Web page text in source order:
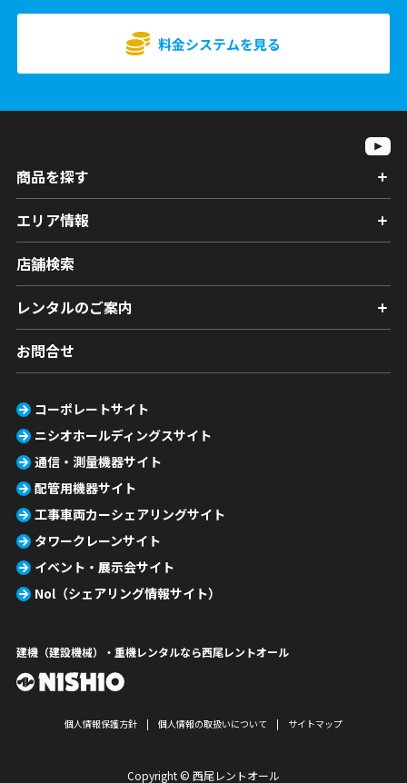
料金システムを見る
商品を探す
エリア情報
店舗検索
レンタルのご案内
お問合せ
コーポレートサイト
ニシオホールディングスサイト
通信・測量機器サイト
配管用機器サイト
工事車両カーシェアリングサイト
タワークレーンサイト
イベント・展示会サイト
Nol（シェアリング情報サイト）
建機（建設機械）・重機レンタルなら西尾レントオール
個人情報保護方針 個人情報の取扱いについて サイトマップ
Copyright © 西尾レントオール